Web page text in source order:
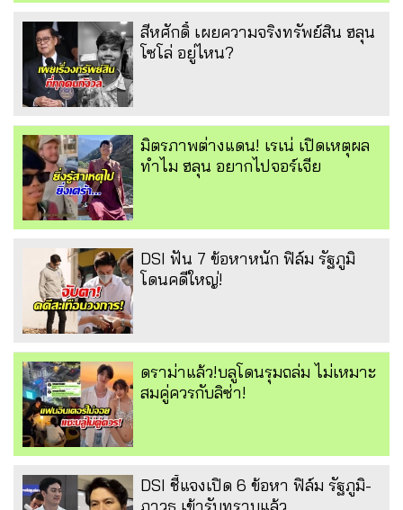
สีหศักดิ์ เผยความจริงทรัพย์สิน ฮลุน
โซโล่ อยู่ไหน?
มิตรภาพต่างแดน! เรเน่ เปิดเหตุผล
ทำไม ฮลุน อยากไปจอร์เจีย
DSI ฟัน 7 ข้อหาหนัก ฟิล์ม รัฐภูมิ
โดนคดีใหญ่!
ดราม่าแล้ว!บลูโดนรุมถล่ม ไม่เหมาะ
สมคู่ควรกับลิซ่า!
DSI ชี้แจงเปิด 6 ข้อหา ฟิล์ม รัฐภูมิ-